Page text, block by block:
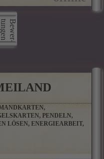
B
e
w
e
r
­
t
u
n
g
e
n
PENDELN,
LÖSEN, ENERGIEARBEIT,